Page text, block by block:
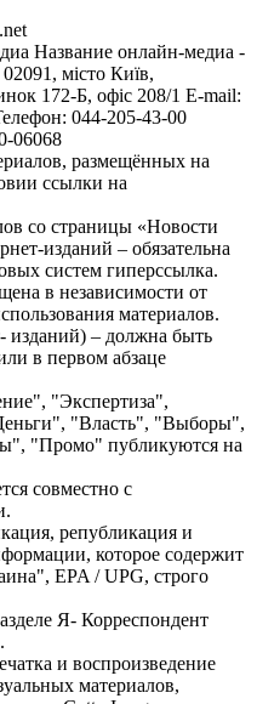
Название онлайн-медиа -
місто Київ,
172-Б, офіс 208/1 E-mail:
044-205-43-00
06068
размещённых на
ссылки на
со страницы «Новости
изданий – обязательна
систем гиперссылка.
в независимости от
материалов.
изданий) – должна быть
в первом абзаце
"Экспертиза",
"Власть", "Выборы",
"Промо" публикуются на
совместно с
републикация и
которое содержит
EPA / UPG, строго
Я- Корреспондент
и воспроизведение
материалов,